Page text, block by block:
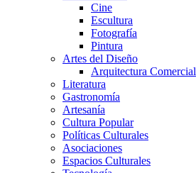
Cine
Escultura
Fotografía
Pintura
Artes del Diseño
Arquitectura Comercial
Literatura
Gastronomía
Artesanía
Cultura Popular
Políticas Culturales
Asociaciones
Espacios Culturales